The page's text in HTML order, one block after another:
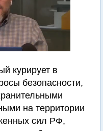
курирует в
безопасности,
на территории
сил РФ,